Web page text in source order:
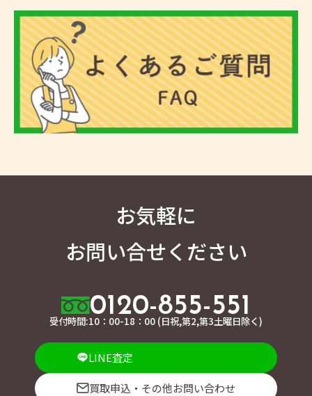
お気軽に
お問い合せください
0120-855-551
受付時間:10：00-18：00 (日祝,第2,第3土曜日除く)
LINE査定
買取申込・その他お問い合わせ